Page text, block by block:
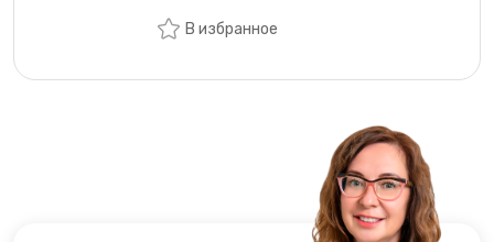
В избранное